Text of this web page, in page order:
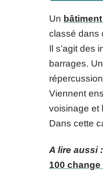
Un
classé dans
Il s’agit des
barrages.
Viennent
voisinage et
Dans cette
A lire aussi :
100